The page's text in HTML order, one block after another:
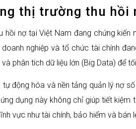
thị trường thu hồi
hồi nợ tại Việt Nam đang chứng
doanh nghiệp và tổ chức tài chính
phân tích dữ liệu lớn (Big Data) để
tự động hóa và nền tảng quản lý nợ
dụng này không chỉ giúp tiết kiệm
vực như tài chính, bảo hiểm và